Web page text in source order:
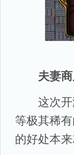
夫妻
这次开测
等极其稀
的好处本